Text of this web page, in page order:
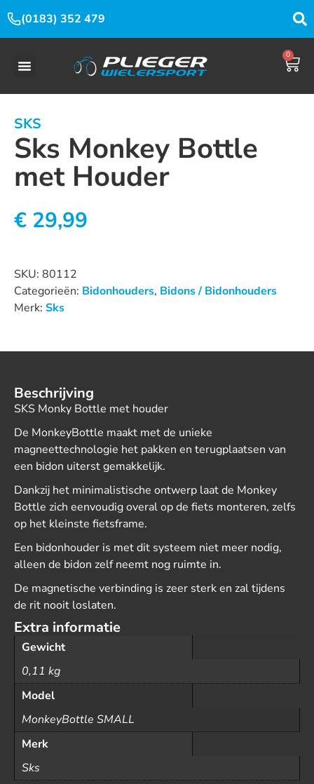
(0183) 352 479
0
SKS
Sks Monkey Bottle
met Houder
€ 29,99
SKU: 80112
Categorieën: Bidonhouders, Bidons / Bidonhouders
Merk: Sks
Beschrijving
SKS Monky Bottle met houder
De MonkeyBottle maakt met de unieke
magneettechnologie het pakken en terugplaatsen van
een bidon uiterst gemakkelijk.
Dankzij het minimalistische ontwerp laat de Monkey
Bottle zich eenvoudig overal op de fiets monteren, zelfs
op het kleinste fietsframe.
Een bidonhouder is met dit systeem niet meer nodig,
alleen de bidon zelf neemt nog ruimte in.
De magnetische verbinding is zeer sterk en zal tijdens
de rit nooit loslaten.
Extra informatie
Gewicht
0,11 kg
Model
MonkeyBottle SMALL
Merk
Sks